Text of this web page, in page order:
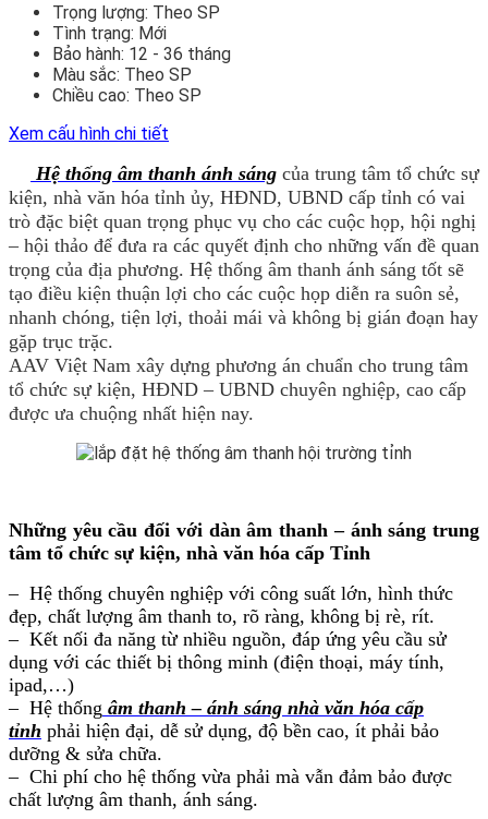
Trọng lượng: Theo SP
Tình trạng: Mới
Bảo hành: 12 - 36 tháng
Màu sắc: Theo SP
Chiều cao: Theo SP
Xem cấu hình chi tiết
Hệ thống âm thanh ánh sáng của trung tâm tổ chức sự
kiện, nhà văn hóa tỉnh ủy, HĐND, UBND cấp tỉnh có vai
trò đặc biệt quan trọng phục vụ cho các cuộc họp, hội nghị
– hội thảo để đưa ra các quyết định cho những vấn đề quan
trọng của địa phương. Hệ thống âm thanh ánh sáng tốt sẽ
tạo điều kiện thuận lợi cho các cuộc họp diễn ra suôn sẻ,
nhanh chóng, tiện lợi, thoải mái và không bị gián đoạn hay
gặp trục trặc.
AAV Việt Nam xây dựng phương án chuẩn cho trung tâm
tổ chức sự kiện, HĐND – UBND chuyên nghiệp, cao cấp
được ưa chuộng nhất hiện nay.
Những yêu cầu đối với dàn âm thanh – ánh sáng trung
tâm tổ chức sự kiện, nhà văn hóa cấp Tỉnh
– Hệ thống chuyên nghiệp với công suất lớn, hình thức
đẹp, chất lượng âm thanh to, rõ ràng, không bị rè, rít.
– Kết nối đa năng từ nhiều nguồn, đáp ứng yêu cầu sử
dụng với các thiết bị thông minh (điện thoại, máy tính,
ipad,…)
– Hệ thống âm thanh – ánh sáng nhà văn hóa cấp
tỉnh phải hiện đại, dễ sử dụng, độ bền cao, ít phải bảo
dưỡng & sửa chữa.
– Chi phí cho hệ thống vừa phải mà vẫn đảm bảo được
chất lượng âm thanh, ánh sáng.